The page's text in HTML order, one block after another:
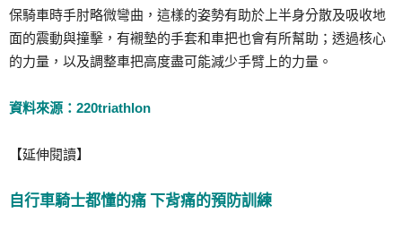
保騎車時手肘略微彎曲，這樣的姿勢有助於上半身分散及吸收地
面的震動與撞擊，有襯墊的手套和車把也會有所幫助；透過核心
的力量，以及調整車把高度盡可能減少手臂上的力量。
資料來源：220triathlon
【延伸閱讀】
自行車騎士都懂的痛 下背痛的預防訓練